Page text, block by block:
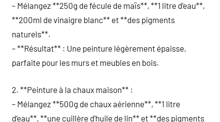
– Mélangez **250g de fécule de maïs**, **1 litre d’eau**,
**200ml de vinaigre blanc** et **des pigments
naturels**.
– **Résultat** : Une peinture légèrement épaisse,
parfaite pour les murs et meubles en bois.
2. **Peinture à la chaux maison** :
– Mélangez **500g de chaux aérienne**, **1 litre
d’eau**, **une cuillère d’huile de lin** et **des pigments